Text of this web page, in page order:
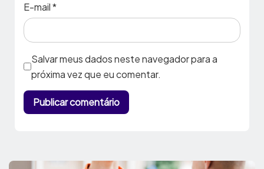
E-mail*
Salvar meus dados neste navegador para a
próxima vez que eu comentar.